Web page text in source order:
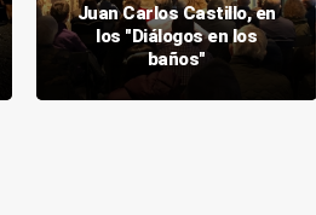
Juan Carlos Castillo, en
los "Diálogos en los
baños"